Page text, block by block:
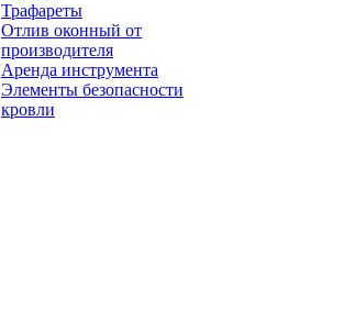
Трафареты
Отлив оконный от
производителя
Аренда инструмента
Элементы безопасности
кровли